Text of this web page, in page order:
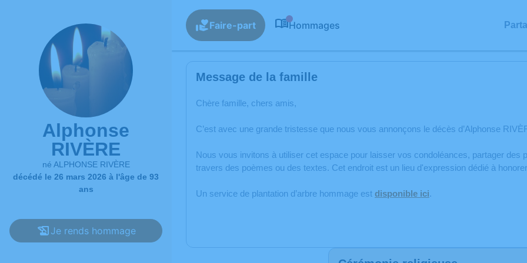
Alphonse
RIVÈRE
né ALPHONSE RIVÈRE
décédé le 26 mars 2026 à l'âge de 93
ans
Je rends hommage
Faire-part Hommages
Message de la famille
Chère famille, chers amis,
C’est avec une grande tristesse que nous vous annonçons le décès d’Alphonse
Nous vous invitons à utiliser cet espace pour laisser vos condoléances, partager
travers des poèmes ou des textes. Cet endroit est un lieu d'expression dédié à
Un service de plantation d’arbre hommage est disponible ici.